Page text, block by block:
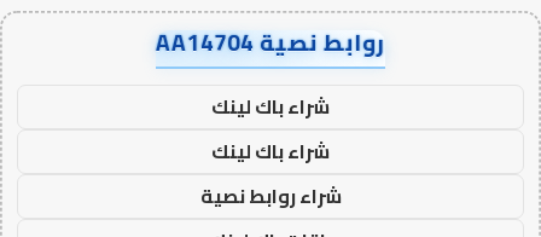
روابط نصية AA14704
شراء باك لينك
شراء باك لينك
شراء روابط نصية